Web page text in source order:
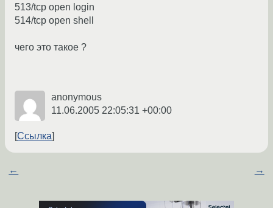
513/tcp open login
514/tcp open shell
чего это такое ?
anonymous
11.06.2005 22:05:31 +00:00
Ссылка
← →